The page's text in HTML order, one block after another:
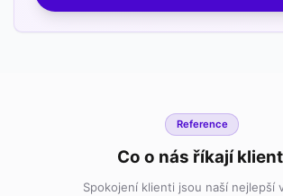
Reference
Co o nás říkají
Spokojení klienti jsou naší nejlepší